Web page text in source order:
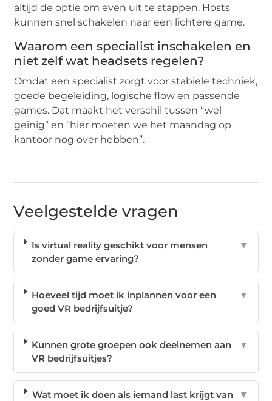
altijd de optie om even uit te stappen. Hosts
kunnen snel schakelen naar een lichtere game.
Waarom een specialist inschakelen en
niet zelf wat headsets regelen?
Omdat een specialist zorgt voor stabiele techniek,
goede begeleiding, logische flow en passende
games. Dat maakt het verschil tussen “wel
geinig” en “hier moeten we het maandag op
kantoor nog over hebben”.
Veelgestelde vragen
Is virtual reality geschikt voor mensen
zonder game ervaring?
▼
Hoeveel tijd moet ik inplannen voor een
goed VR bedrijfsuitje?
▼
Kunnen grote groepen ook deelnemen aan
VR bedrijfsuitjes?
▼
Wat moet ik doen als iemand last krijgt van
▼